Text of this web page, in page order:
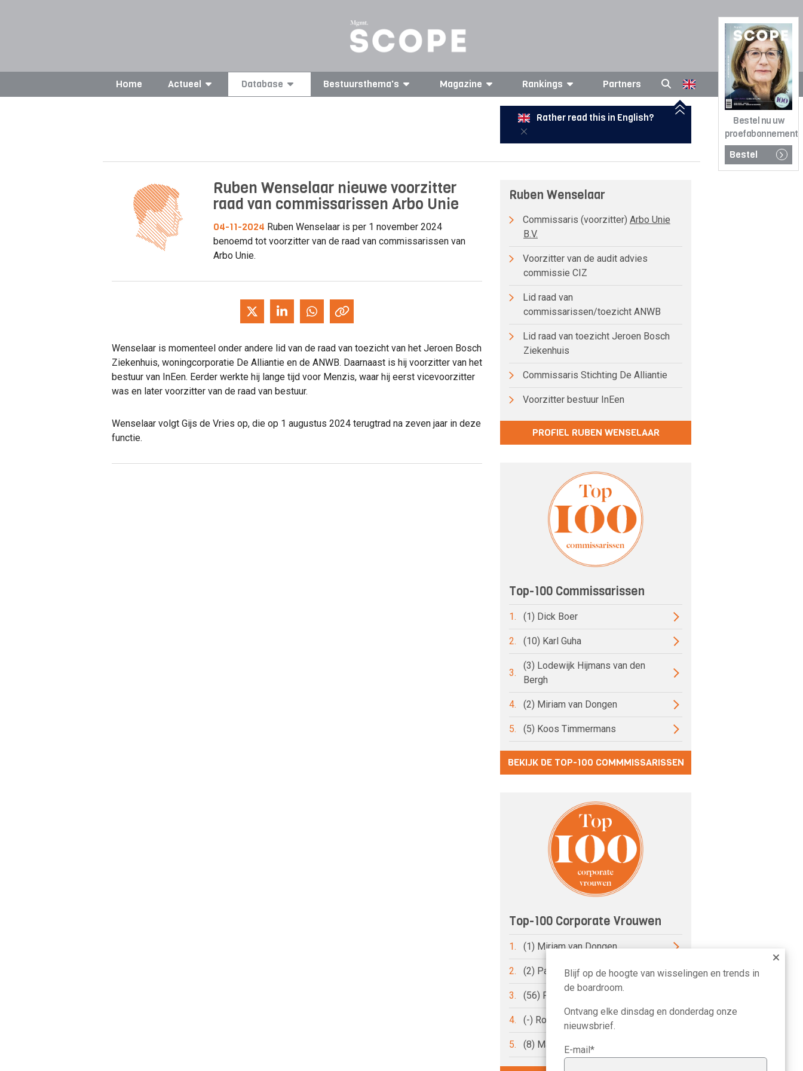
Bestel nu uw
proefabonnement
Bestel
Home Actueel Database Bestuursthema's Magazine Rankings Partners
Rather read this in English?
Ruben Wenselaar nieuwe voorzitter
raad van commissarissen Arbo Unie
04-11-2024 Ruben Wenselaar is per 1 november 2024
benoemd tot voorzitter van de raad van commissarissen van
Arbo Unie.
Wenselaar is momenteel onder andere lid van de raad van toezicht van het Jeroen Bosch
Ziekenhuis, woningcorporatie De Alliantie en de ANWB. Daarnaast is hij voorzitter van het
bestuur van InEen. Eerder werkte hij lange tijd voor Menzis, waar hij eerst vicevoorzitter
was en later voorzitter van de raad van bestuur.
Wenselaar volgt Gijs de Vries op, die op 1 augustus 2024 terugtrad na zeven jaar in deze
functie.
Ruben Wenselaar
Commissaris (voorzitter) Arbo Unie
B.V.
Voorzitter van de audit advies
commissie CIZ
Lid raad van
commissarissen/toezicht ANWB
Lid raad van toezicht Jeroen Bosch
Ziekenhuis
Commissaris Stichting De Alliantie
Voorzitter bestuur InEen
PROFIEL RUBEN WENSELAAR
Top-100 Commissarissen
1. (1) Dick Boer
2. (10) Karl Guha
3.
(3) Lodewijk Hijmans van den
Bergh
4. (2) Miriam van Dongen
5. (5) Koos Timmermans
BEKIJK DE TOP-100 COMMMISSARISSEN
Top-100 Corporate Vrouwen
1. (1) Miriam van Dongen
2. (2) Pauline van der Meer Mohr
3. (56) Petri Hofsté
4. (-) Roelien Ritsema van Eck
5. (8) Marike Bonhof
Blijf op de hoogte van wisselingen en trends in
de boardroom.
Ontvang elke dinsdag en donderdag onze
nieuwsbrief.
E-mail*